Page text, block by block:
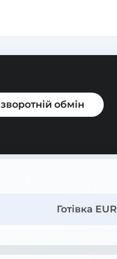
зворотній обмін
Готівка EUR